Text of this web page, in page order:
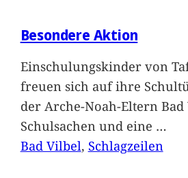
Besondere Aktion
Einschulungskinder von
freuen sich auf ihre
der Arche-Noah-Eltern
Schulsachen und eine …
Bad Vilbel, Schlagzeilen